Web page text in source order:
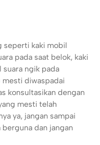
seperti kaki mobil
pada saat belok, kaki
ngik pada
mesti diwaspadai
konsultasikan dengan
mesti telah
ya, jangan sampai
dan jangan